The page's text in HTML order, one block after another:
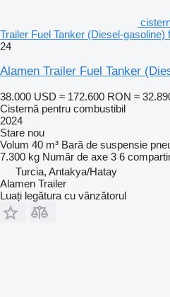
Trailer Fuel Tanker (Diesel-gasoline)
24
Alamen Trailer Fuel Tanker
38.000 USD ≈ 172.600 RON ≈
Cisternă pentru combustibil
2024
Stare nou
Volum 40 m³ Bară de suspensie
7.300 kg Număr de axe 3 6
Turcia, Antakya/Hatay
Alamen Trailer
Luați legătura cu vânzătorul